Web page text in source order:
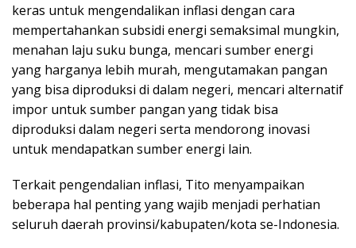
keras untuk mengendalikan inflasi dengan cara
mempertahankan subsidi energi semaksimal mungkin,
menahan laju suku bunga, mencari sumber energi
yang harganya lebih murah, mengutamakan pangan
yang bisa diproduksi di dalam negeri, mencari alternatif
impor untuk sumber pangan yang tidak bisa
diproduksi dalam negeri serta mendorong inovasi
untuk mendapatkan sumber energi lain.
Terkait pengendalian inflasi, Tito menyampaikan
beberapa hal penting yang wajib menjadi perhatian
seluruh daerah provinsi/kabupaten/kota se-Indonesia.